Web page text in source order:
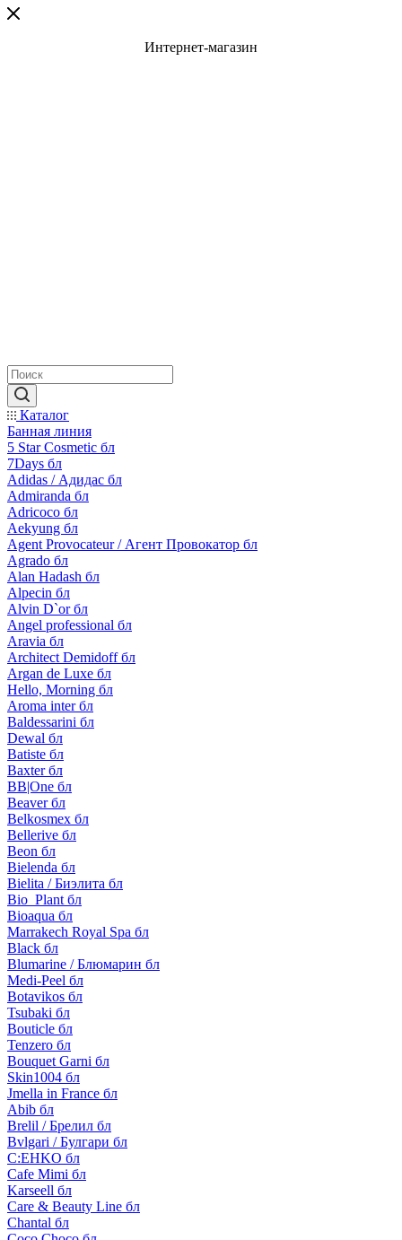
Интернет-магазин
Каталог
Банная линия
5 Star Cosmetic бл
7Days бл
Adidas / Адидас бл
Admiranda бл
Adricoco бл
Aekyung бл
Agent Provocateur / Агент Провокатор бл
Agrado бл
Alan Hadash бл
Alpecin бл
Alvin D`or бл
Angel professional бл
Aravia бл
Architect Demidoff бл
Argan de Luxe бл
Hello, Morning бл
Aroma inter бл
Baldessarini бл
Dewal бл
Batiste бл
Baxter бл
BB|One бл
Beaver бл
Belkosmex бл
Bellerive бл
Beon бл
Bielenda бл
Bielita / Биэлита бл
Bio_Plant бл
Bioaqua бл
Marrakech Royal Spa бл
Black бл
Blumarine / Блюмарин бл
Medi-Peel бл
Botavikos бл
Tsubaki бл
Bouticle бл
Tenzero бл
Bouquet Garni бл
Skin1004 бл
Jmella in France бл
Abib бл
Brelil / Брелил бл
Bvlgari / Булгари бл
C:EHKO бл
Cafe Mimi бл
Karseell бл
Care & Beauty Line бл
Chantal бл